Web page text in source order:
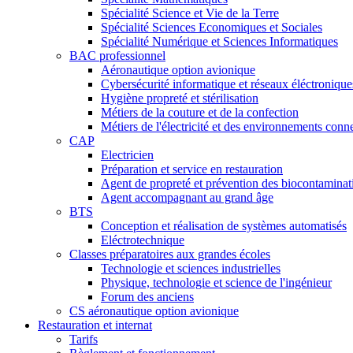
Spécialité Science et Vie de la Terre
Spécialité Sciences Economiques et Sociales
Spécialité Numérique et Sciences Informatiques
BAC professionnel
Aéronautique option avionique
Cybersécurité informatique et réseaux
Hygiène propreté et stérilisation
Métiers de la couture et de la confection
Métiers de l'électricité et des environnements
CAP
Electricien
Préparation et service en restauration
Agent de propreté et prévention des
Agent accompagnant au grand âge
BTS
Conception et réalisation de systèmes automatisés
Eléctrotechnique
Classes préparatoires aux grandes écoles
Technologie et sciences industrielles
Physique, technologie et science de l'ingénieur
Forum des anciens
CS aéronautique option avionique
Restauration et internat
Tarifs